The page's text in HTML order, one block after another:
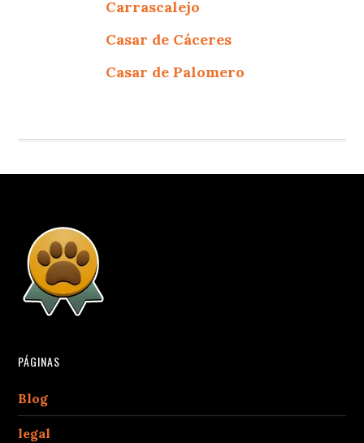
Carrascalejo
Casar de Cáceres
Casar de Palomero
PÁGINAS
Blog
legal